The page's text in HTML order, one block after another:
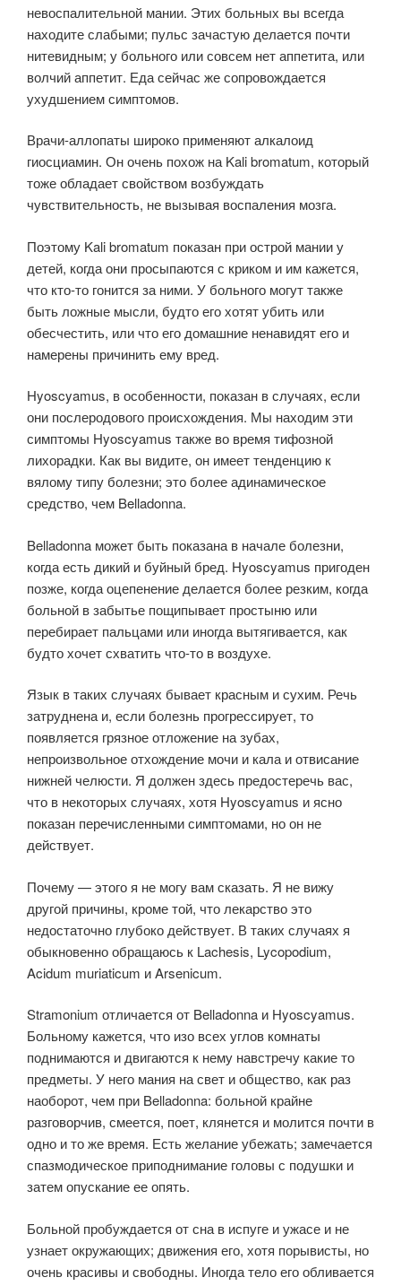
невоспалительной мании. Этих больных вы всегда
находите слабыми; пульс зачастую делается почти
нитевидным; у больного или совсем нет аппетита, или
волчий аппетит. Еда сейчас же сопровождается
ухудшением симптомов.
Врачи-аллопаты широко применяют алкалоид
гиосциамин. Он очень похож на Kali bromatum, который
тоже обладает свойством возбуждать
чувствительность, не вызывая воспаления мозга.
Поэтому Kali bromatum показан при острой мании у
детей, когда они просыпаются с криком и им кажется,
что кто-то гонится за ними. У больного могут также
быть ложные мысли, будто его хотят убить или
обесчестить, или что его домашние ненавидят его и
намерены причинить ему вред.
Hyoscyamus, в особенности, показан в случаях, если
они послеродового происхождения. Мы находим эти
симптомы Hyoscyamus также во время тифозной
лихорадки. Как вы видите, он имеет тенденцию к
вялому типу болезни; это более адинамическое
средство, чем Belladonna.
Belladonna может быть показана в начале болезни,
когда есть дикий и буйный бред. Hyoscyamus пригоден
позже, когда оцепенение делается более резким, когда
больной в забытье пощипывает простыню или
перебирает пальцами или иногда вытягивается, как
будто хочет схватить что-то в воздухе.
Язык в таких случаях бывает красным и сухим. Речь
затруднена и, если болезнь прогрессирует, то
появляется грязное отложение на зубах,
непроизвольное отхождение мочи и кала и отвисание
нижней челюсти. Я должен здесь предостеречь вас,
что в некоторых случаях, хотя Hyoscyamus и ясно
показан перечисленными симптомами, но он не
действует.
Почему — этого я не могу вам сказать. Я не вижу
другой причины, кроме той, что лекарство это
недостаточно глубоко действует. В таких случаях я
обыкновенно обращаюсь к Lachesis, Lycopodium,
Acidum muriaticum и Arsenicum.
Stramonium отличается от Belladonna и Hyoscyamus.
Больному кажется, что изо всех углов комнаты
поднимаются и двигаются к нему навстречу какие то
предметы. У него мания на свет и общество, как раз
наоборот, чем при Belladonna: больной крайне
разговорчив, смеется, поет, клянется и молится почти в
одно и то же время. Есть желание убежать; замечается
спазмодическое приподнимание головы с подушки и
затем опускание ее опять.
Больной пробуждается от сна в испуге и ужасе и не
узнает окружающих; движения его, хотя порывисты, но
очень красивы и свободны. Иногда тело его обливается